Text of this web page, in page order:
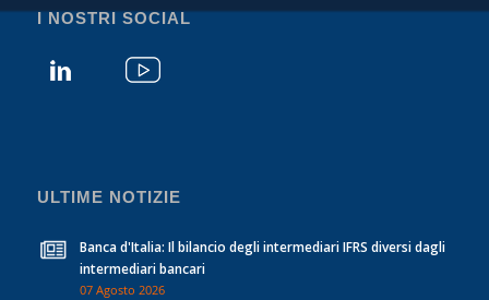
I NOSTRI SOCIAL
ULTIME NOTIZIE
Banca d'Italia: Il bilancio degli intermediari IFRS diversi dagli
intermediari bancari
07 Agosto 2026